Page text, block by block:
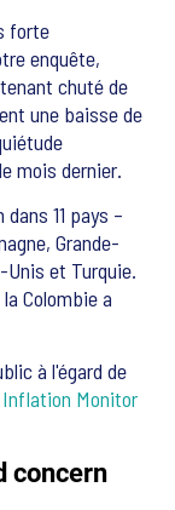
forte
enquête,
chuté de
une baisse de
mois dernier.
11 pays –
Grande-
Unis et Turquie.
Colombie a
à l'égard de
Inflation Monitor